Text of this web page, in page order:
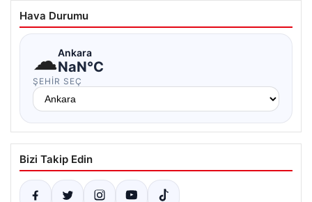
Hava Durumu
☁Ankara
NaN°C
ŞEHIR SEÇ
Bizi Takip Edin